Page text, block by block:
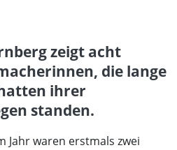
zeigt acht
die lange
ihrer
standen.
Jahr waren erstmals zwei